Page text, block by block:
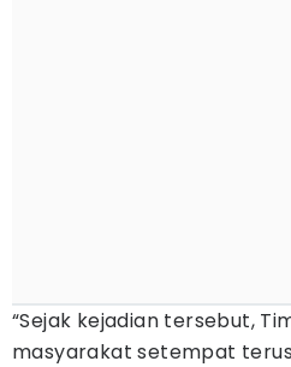
“Sejak kejadian tersebut,
masyarakat setempat